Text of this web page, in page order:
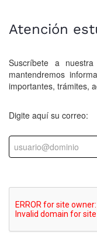
Atención
Suscríbete a nuestra
mantendremos
importantes, trámites,
Digite aquí su correo: